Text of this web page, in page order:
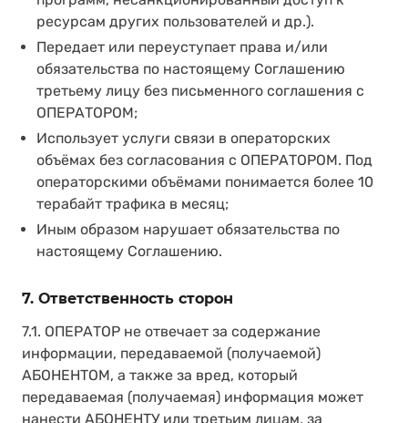
ресурсам других пользователей и др.).
Передает или переуступает права и/или
обязательства по настоящему Соглашению
третьему лицу без письменного соглашения с
ОПЕРАТОРОМ;
Использует услуги связи в операторских
объёмах без согласования с ОПЕРАТОРОМ. Под
операторскими объёмами понимается более 10
терабайт трафика в месяц;
Иным образом нарушает обязательства по
настоящему Соглашению.
7. Ответственность сторон
7.1. ОПЕРАТОР не отвечает за содержание
информации, передаваемой (получаемой)
АБОНЕНТОМ, а также за вред, который
передаваемая (получаемая) информация может
нанести АБОНЕНТУ или третьим лицам, за